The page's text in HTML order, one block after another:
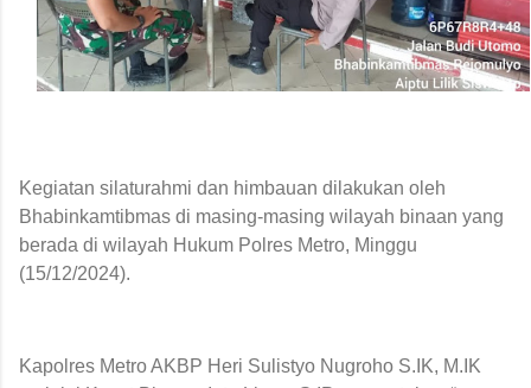
Kegiatan silaturahmi dan himbauan dilakukan oleh
Bhabinkamtibmas di masing-masing wilayah binaan yang
berada di wilayah Hukum Polres Metro, Minggu
(15/12/2024).
Kapolres Metro AKBP Heri Sulistyo Nugroho S.IK, M.IK